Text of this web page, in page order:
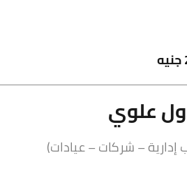
علوي
– شركات – عيادات)